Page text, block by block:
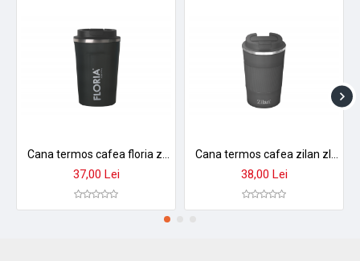
37,00 Lei 38,00 Lei